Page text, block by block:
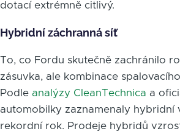
dotací extrémně citlivý.
Hybridní záchranná síť
To, co Fordu skutečně zachránilo
zásuvka, ale kombinace
Podle analýzy CleanTechnica a
automobilky zaznamenaly hybridní
rekordní rok. Prodeje hybridů